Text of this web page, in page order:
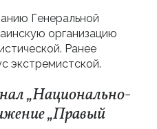
Генеральной
организацию
Ранее
экстремистской.
„Национально-
„Правый